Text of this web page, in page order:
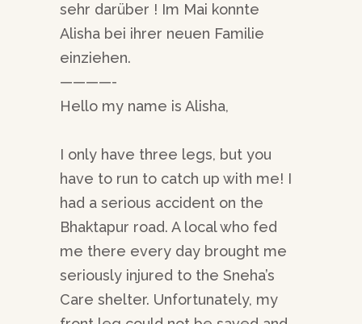
sehr darüber ! Im Mai konnte
Alisha bei ihrer neuen Familie
einziehen.
————-
Hello my name is Alisha,
I only have three legs, but you
have to run to catch up with me! I
had a serious accident on the
Bhaktapur road. A local who fed
me there every day brought me
seriously injured to the Sneha’s
Care shelter. Unfortunately, my